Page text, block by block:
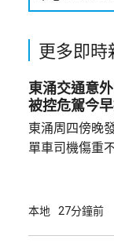
更多即時
東涌交通意
被控危駕今
東涌周四傍晚
單車司機傷重
龍運巴士沿東
本地 27分鐘前